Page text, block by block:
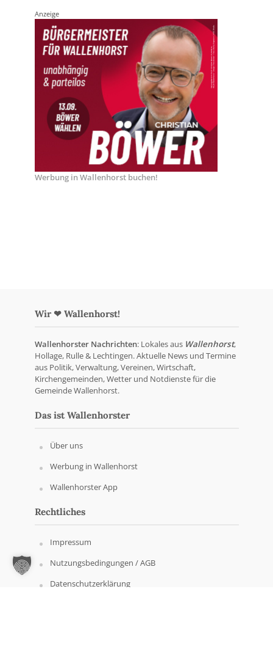
Anzeige
Werbung in Wallenhorst buchen!
Wir ❤ Wallenhorst!
Wallenhorster Nachrichten: Lokales aus Wallenhorst,
Hollage, Rulle & Lechtingen. Aktuelle News und Termine
aus Politik, Verwaltung, Vereinen, Wirtschaft,
Kirchengemeinden, Wetter und Notdienste für die
Gemeinde Wallenhorst.
Das ist Wallenhorster
Über uns
Werbung in Wallenhorst
Wallenhorster App
Rechtliches
Impressum
Nutzungsbedingungen / AGB
Datenschutzerklärung